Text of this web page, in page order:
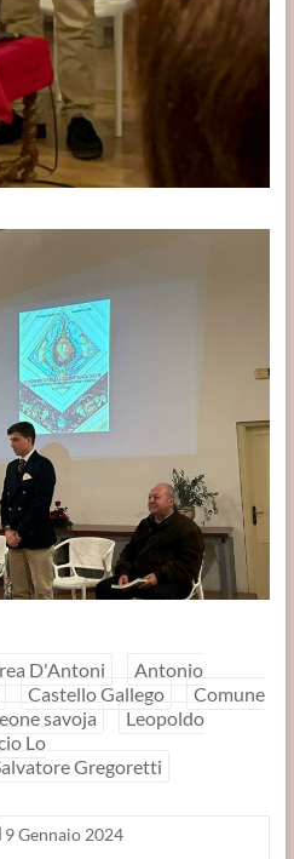
D'Antoni
Antonio
Castello Gallego
Comune
savoja
Leopoldo
Lo
Gregoretti
9 Gennaio 2024